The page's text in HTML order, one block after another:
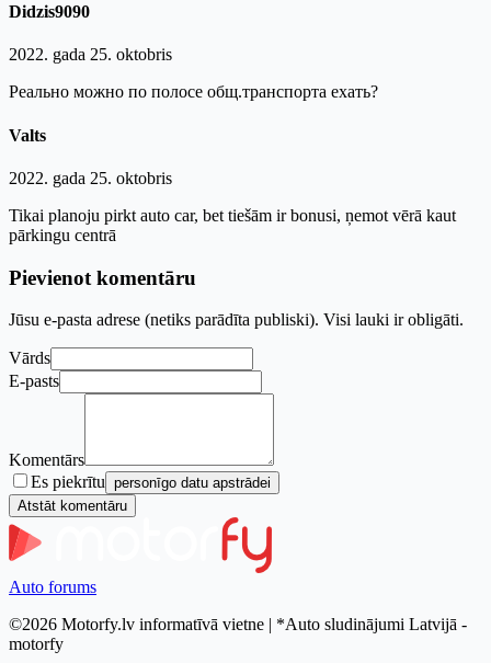
Didzis9090
2022. gada 25. oktobris
Реально можно по полосе общ.транспорта ехать?
Valts
2022. gada 25. oktobris
Tikai planoju pirkt auto car, bet tiešām ir bonusi, ņemot vērā kaut
pārkingu centrā
Pievienot komentāru
Jūsu e-pasta adrese (netiks parādīta publiski). Visi lauki ir obligāti.
Vārds
E-pasts
Komentārs
Es piekrītu personīgo datu apstrādei
Atstāt komentāru
Auto forums
©2026 Motorfy.lv informatīvā vietne | *Auto sludinājumi Latvijā -
motorfy